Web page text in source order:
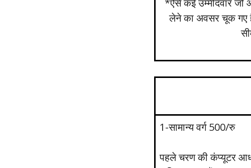
लेने का अवसर चूक गए
1-सामान्य वर्ग 500/रु
पहले चरण की कंप्यूटर